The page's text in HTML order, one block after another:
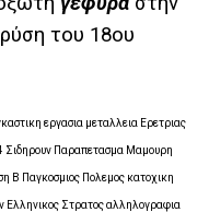
του 18ου
εργασια μεταλλεια Ερετριας
Σιδηρουν Παραπετασμα Μαμουρη
Β Παγκοσμιος Πολεμος κατοχικη
Ελληνικος Στρατος αλληλογραφια